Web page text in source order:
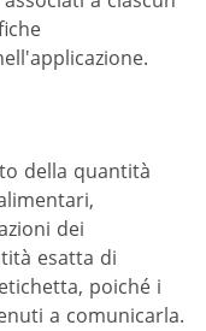
della quantità
dei
esatta di
poiché i
a comunicarla.